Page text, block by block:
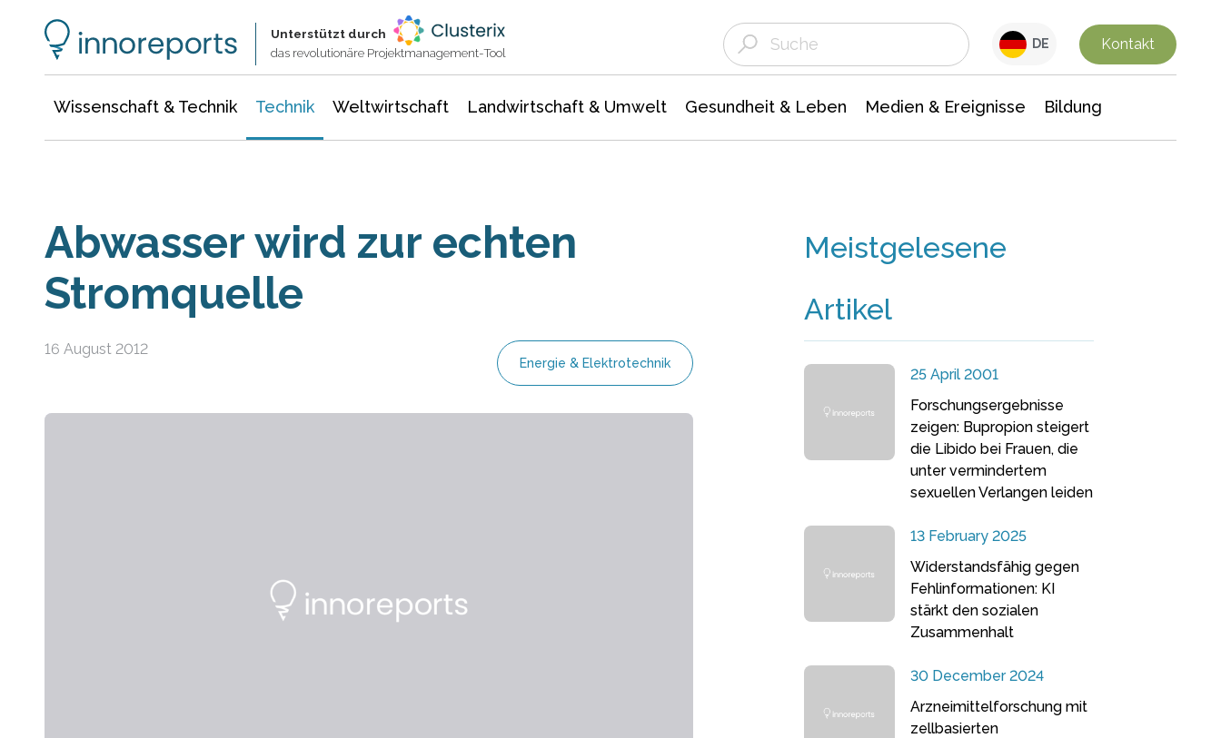
Unterstützt durch
das revolutionäre Projektmanagement-Tool
DE Kontakt
Wissenschaft & Technik Technik Weltwirtschaft Landwirtschaft & Umwelt Gesundheit & Leben Medien & Ereignisse Bildung
Abwasser wird zur echten
Stromquelle
16 August 2012
Energie & Elektrotechnik
Meistgelesene
Artikel
25 April 2001
Forschungsergebnisse
zeigen: Bupropion steigert
die Libido bei Frauen, die
unter vermindertem
sexuellen Verlangen leiden
13 February 2025
Widerstandsfähig gegen
Fehlinformationen: KI
stärkt den sozialen
Zusammenhalt
30 December 2024
Arzneimittelforschung mit
zellbasierten